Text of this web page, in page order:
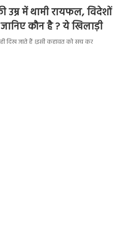
में थामी रायफल, विदेशों
कौन है ? ये खिलाड़ी
दिख जाते हैं ।इसी कहावत को सच कर